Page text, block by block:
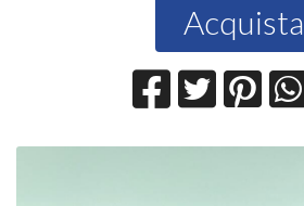
Acquista